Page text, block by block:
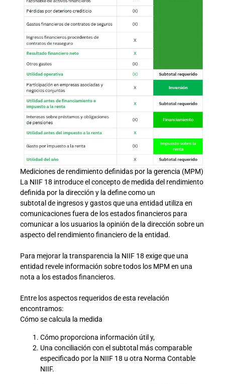
Mediciones de rendimiento definidas por la gerencia (MPM)
La NIIF 18 introduce el concepto de medida del rendimiento
definida por la dirección y la define como un
subtotal de ingresos y gastos que una entidad utiliza en
comunicaciones fuera de los estados financieros para
comunicar a los usuarios la opinión de la dirección sobre un
aspecto del rendimiento financiero de la entidad.
Para mejorar la transparencia la NIIF 18 exige que una
entidad revele información sobre todos los MPM en una
nota a los estados financieros.
Entre los aspectos requeridos de esta revelación
encontramos:
Cómo se calcula la medida
Cómo proporciona información útil y,
Una conciliación con el subtotal más comparable
especificado por la NIIF 18 u otra Norma Contable
NIIF.